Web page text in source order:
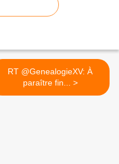
RT @GenealogieXV: À
paraître fin... >